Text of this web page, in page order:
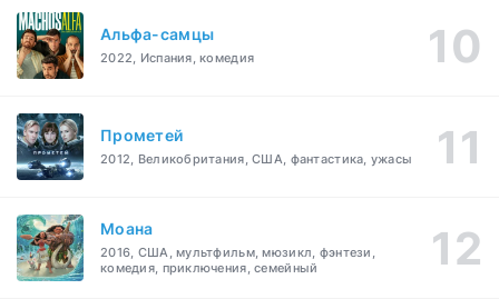
Альфа-самцы
2022, Испания, комедия
Прометей
2012, Великобритания, США, фантастика, ужасы
Моана
2016, США, мультфильм, мюзикл, фэнтези,
комедия, приключения, семейный